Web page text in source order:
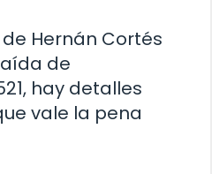
Hernán Cortés
de
hay detalles
vale la pena